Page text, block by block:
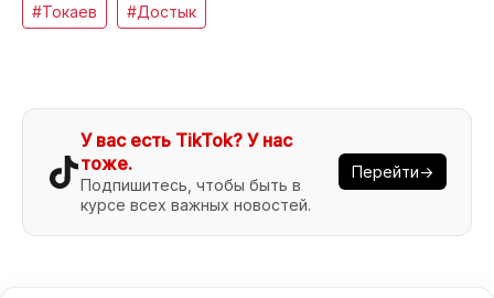
#Токаев #Достык
У вас есть TikTok? У нас
тоже.
Подпишитесь, чтобы быть в
курсе всех важных новостей.
Перейти→